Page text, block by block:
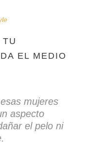
EL MEDIO
mujeres
aspecto
el pelo ni